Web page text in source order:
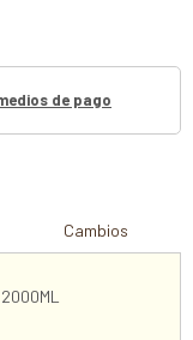
de pago
Cambios